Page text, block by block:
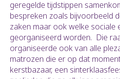
geregelde tijdstippen
bespreken zoals bijvoorbeeld
zaken maar ook welke sociale
georganiseerd worden. Die
organiseerde ook van alle
matrozen die er op dat
kerstbazaar, een